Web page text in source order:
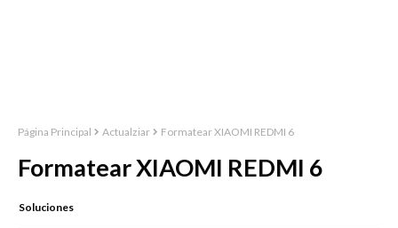
Página Principal Actualziar Formatear XIAOMI REDMI 6
Formatear XIAOMI REDMI 6
Soluciones